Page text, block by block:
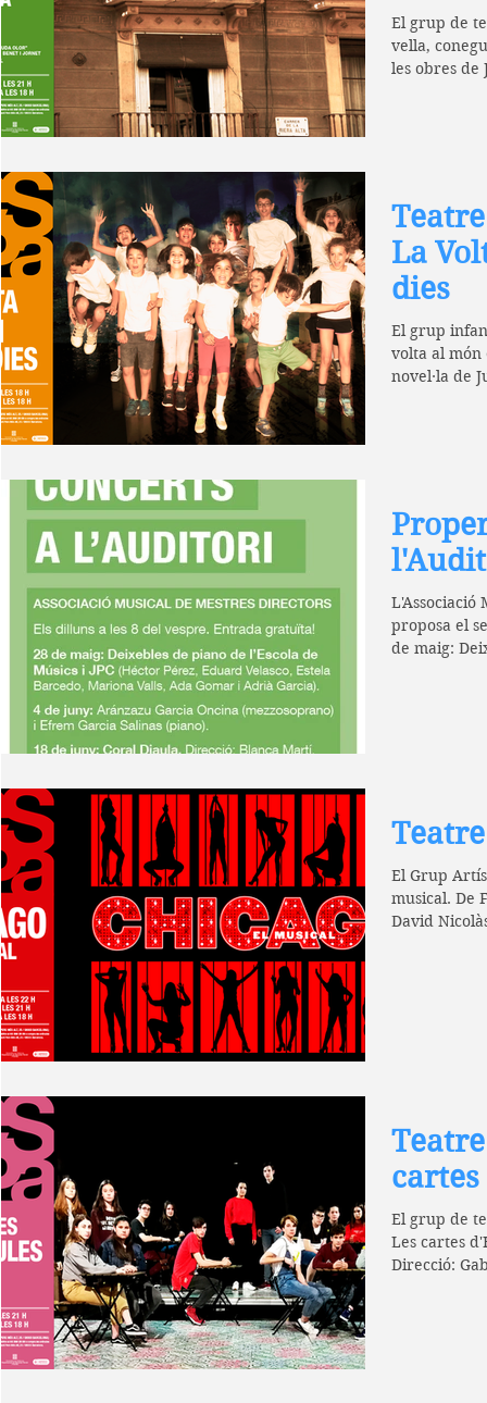
El grup de
vella,
les obres de
La
dies
El grup
volta al món
novel·la de
L'Associació
proposa el
de maig:
El Grup
musical. De
Teatre
El grup de
Les cartes
Direcció: